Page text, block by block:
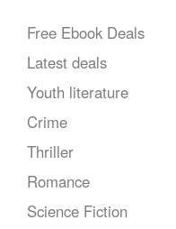
Free Ebook Deals
Latest deals
Youth literature
Crime
Thriller
Romance
Science Fiction